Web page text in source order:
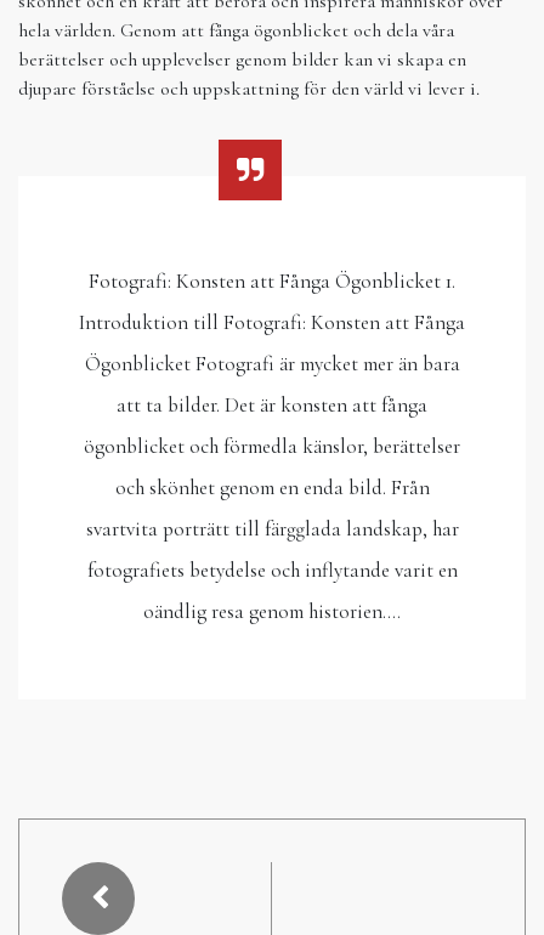
hela världen. Genom att fånga ögonblicket och dela våra
berättelser och upplevelser genom bilder kan vi skapa en
djupare förståelse och uppskattning för den värld vi lever i.
Fotografi: Konsten att Fånga Ögonblicket 1.
Introduktion till Fotografi: Konsten att Fånga
Ögonblicket Fotografi är mycket mer än bara
att ta bilder. Det är konsten att fånga
ögonblicket och förmedla känslor, berättelser
och skönhet genom en enda bild. Från
svartvita porträtt till färgglada landskap, har
fotografiets betydelse och inflytande varit en
oändlig resa genom historien.…